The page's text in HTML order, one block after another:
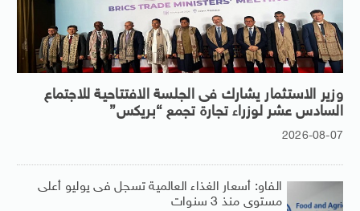
وزير الاستثمار يشارك فى الجلسة الافتتاحية للاجتماع
السادس عشر لوزراء تجارة تجمع “بريكس”
2026-08-07
الفاو: أسعار الغذاء العالمية تسجل فى يوليو أعلى
مستوى منذ 3 سنوات